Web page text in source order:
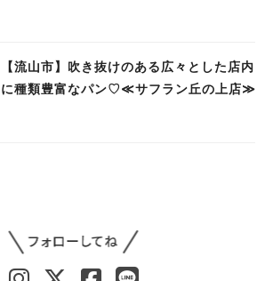
【流山市】吹き抜けのある広々とした店内
に種類豊富なパン♡≪サフラン丘の上店≫